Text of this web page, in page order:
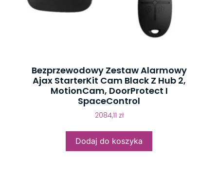
Bezprzewodowy Zestaw Alarmowy
Ajax StarterKit Cam Black Z Hub 2,
MotionCam, DoorProtect I
SpaceControl
2084,11 zł
Dodaj do koszyka